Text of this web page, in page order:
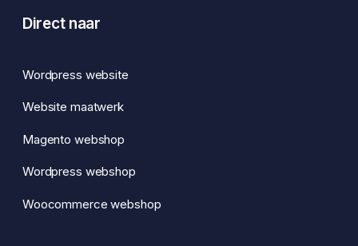
Direct naar
Wordpress website
Website maatwerk
Magento webshop
Wordpress webshop
Woocommerce webshop